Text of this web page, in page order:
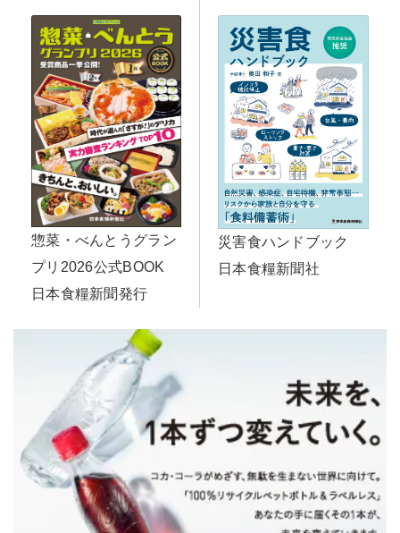
惣菜・べんとうグラン
プリ2026公式BOOK
日本食糧新聞発行
災害食ハンドブック
日本食糧新聞社